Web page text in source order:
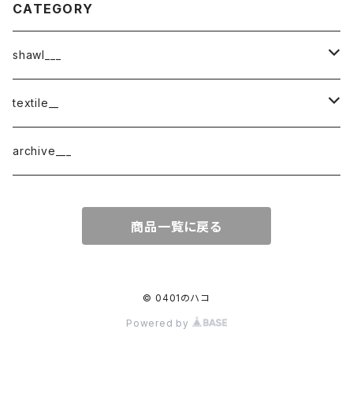
CATEGORY
shawl___
cotton
border
cotton × wool
textile__
織物
archive___
商品一覧に戻る
© 0401のハコ
Powered by